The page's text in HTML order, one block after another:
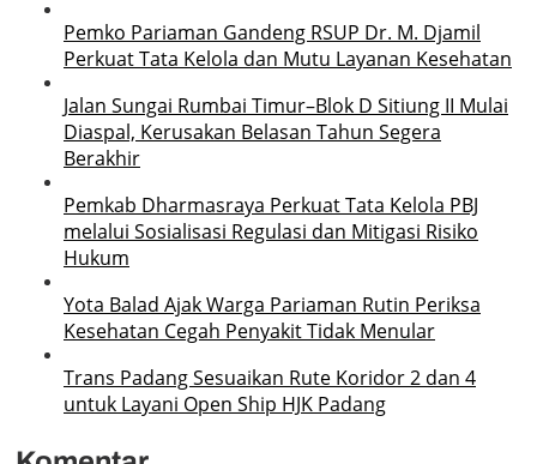
Pemko Pariaman Gandeng RSUP Dr. M. Djamil
Perkuat Tata Kelola dan Mutu Layanan Kesehatan
Jalan Sungai Rumbai Timur–Blok D Sitiung II Mulai
Diaspal, Kerusakan Belasan Tahun Segera
Berakhir
Pemkab Dharmasraya Perkuat Tata Kelola PBJ
melalui Sosialisasi Regulasi dan Mitigasi Risiko
Hukum
Yota Balad Ajak Warga Pariaman Rutin Periksa
Kesehatan Cegah Penyakit Tidak Menular
Trans Padang Sesuaikan Rute Koridor 2 dan 4
untuk Layani Open Ship HJK Padang